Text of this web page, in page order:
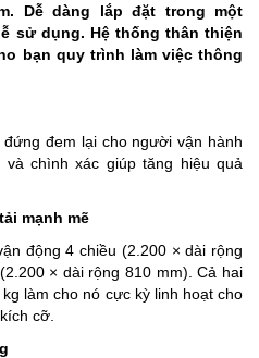
Dễ dàng lắp đặt trong một
sử dụng. Hệ thống thân thiện
bạn quy trình làm việc thông
đem lại cho người vận hành
chình xác giúp tăng hiệu quả
mạnh mẽ
động 4 chiều (2.200 × dài rộng
× dài rộng 810 mm). Cả hai
làm cho nó cực kỳ linh hoạt cho
cỡ.